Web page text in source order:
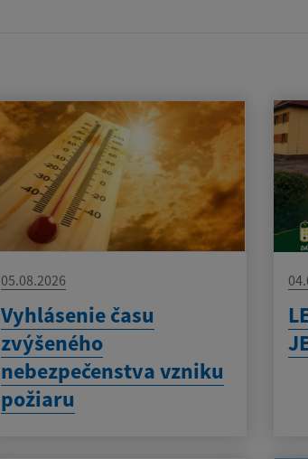
05.08.2026
Vyhlásenie času
zvýšeného
nebezpečenstva vzniku
požiaru